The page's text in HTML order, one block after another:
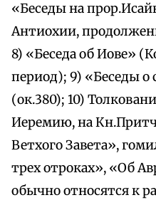
«Беседы на
Антиохии,
8) «Беседа об Иове»
период); 9) «Беседы о
(ок.380); 10)
Иеремию, на
Ветхого Завета»,
трех отроках», «Об
обычно относятся к